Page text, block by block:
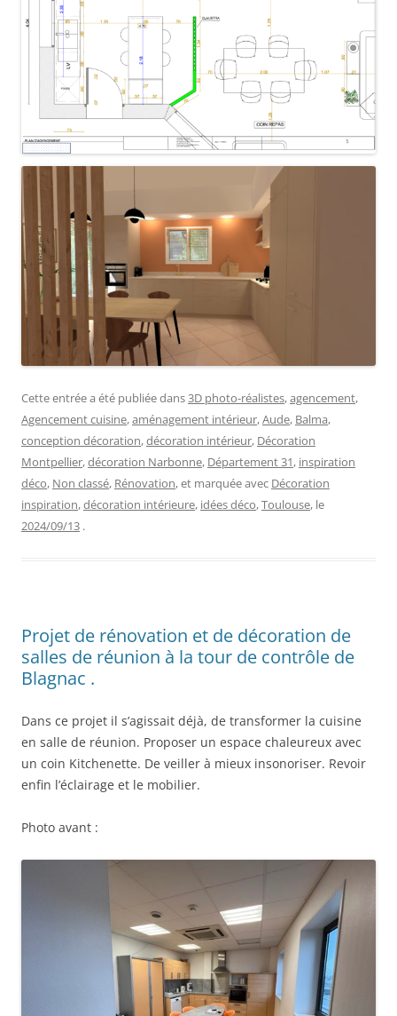
Cette entrée a été publiée dans3D photo-réalistes,agencement,
Agencement cuisine,aménagement intérieur,Aude, Balma,
conception décoration,décoration intérieur, Décoration
Montpellier,décoration Narbonne, Département 31, inspiration
déco, Non classé, Rénovation, et marquée avec Décoration
inspiration,décoration intérieure, idées déco,Toulouse, le
2024/09/13 .
Projet de rénovation et de décoration de
salles de réunion à la tour de contrôle de
Blagnac .
Dans ce projet il s’agissait déjà, de transformer la cuisine
en salle de réunion. Proposer un espace chaleureux avec
un coin Kitchenette. De veiller à mieux insonoriser. Revoir
enfin l’éclairage et le mobilier.
Photo avant :